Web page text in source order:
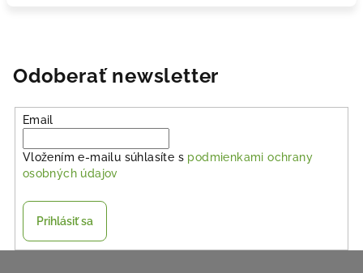
Odoberať newsletter
Email
Vložením e-mailu súhlasíte s podmienkami ochrany
osobných údajov
Prihlásiť sa